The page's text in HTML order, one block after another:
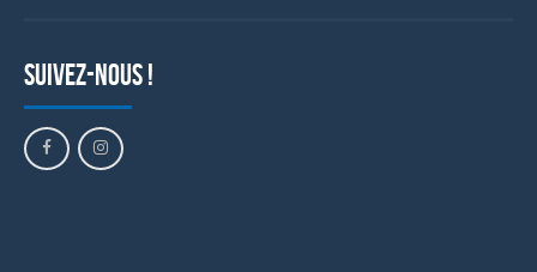
Suivez-nous !